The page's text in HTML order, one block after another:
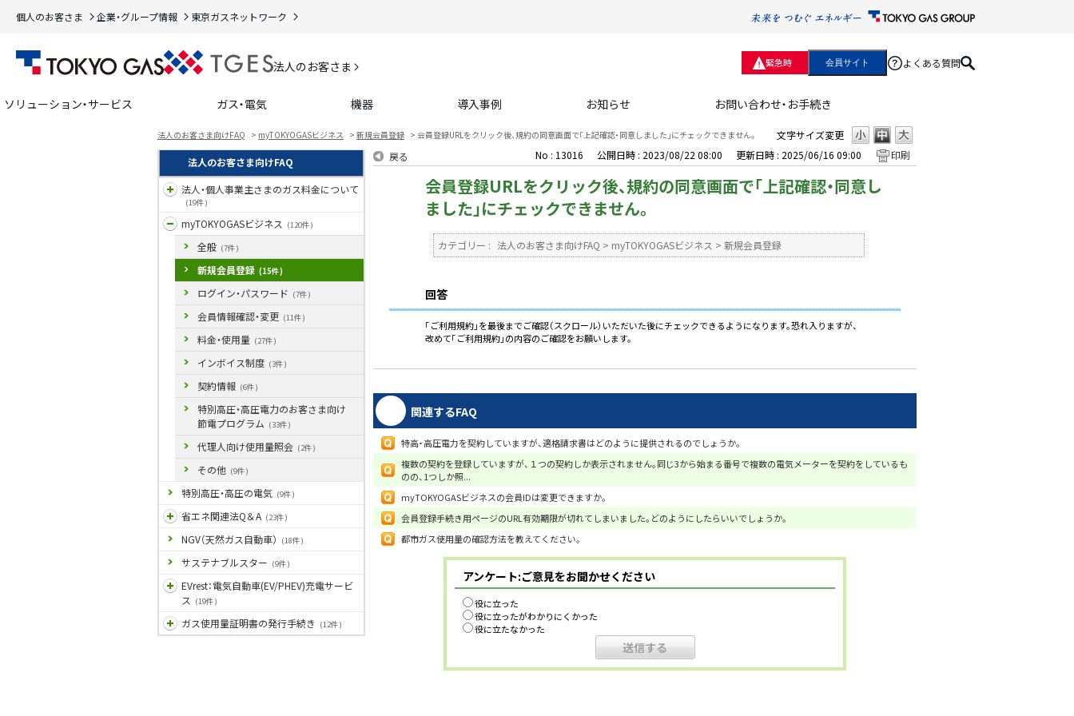
個人のお客さま 企業・グループ情報 東京ガスネットワーク
法人のお客さま 緊急時 会員サイト よくある質問
ソリューション・サービス ガス・電気 機器 導入事例 お知らせ お問い合わせ・お手続き
文字サイズ変更
法人のお客さま向けFAQ > myTOKYOGASビジネス > 新規会員登録 > 会員登録URLをクリック後、規約の同意画面で「上記確認・同意しました」にチェックできません。
法人のお客さま向けFAQ
法人・個人事業主さまのガス料金について
(19件)
myTOKYOGASビジネス (120件)
全般 (7件)
新規会員登録 (15件)
ログイン・パスワード (7件)
会員情報確認・変更 (11件)
料金・使用量 (27件)
インボイス制度 (3件)
契約情報 (6件)
特別高圧・高圧電力のお客さま向け
節電プログラム (33件)
代理人向け使用量照会 (2件)
その他 (9件)
特別高圧・高圧の電気 (9件)
省エネ関連法Q＆A (23件)
NGV（天然ガス自動車） (18件)
サステナブルスター (9件)
EVrest：電気自動車(EV/PHEV)充電サービ
ス (19件)
ガス使用量証明書の発行手続き (12件)
戻る No : 13016 公開日時 : 2023/08/22 08:00 更新日時 : 2025/06/16 09:00 印刷
会員登録URLをクリック後、規約の同意画面で「上記確認・同意し
ました」にチェックできません。
カテゴリー : 法人のお客さま向けFAQ > myTOKYOGASビジネス > 新規会員登録
回答
「ご利用規約」を最後までご確認（スクロール）いただいた後にチェックできるようになります。恐れ入りますが、
改めて「ご利用規約」の内容のご確認をお願いします。
関連するFAQ
特高・高圧電力を契約していますが、適格請求書はどのように提供されるのでしょうか。
複数の契約を登録していますが、１つの契約しか表示されません。同じ3から始まる番号で複数の電気メーターを契約をしているも
のの、1つしか照...
myTOKYOGASビジネスの会員IDは変更できますか。
会員登録手続き用ページのURL有効期限が切れてしまいました。どのようにしたらいいでしょうか。
都市ガス使用量の確認方法を教えてください。
アンケート:ご意見をお聞かせください
役に立った
役に立ったがわかりにくかった
役に立たなかった